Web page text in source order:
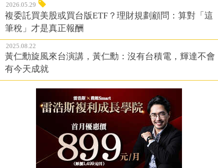
2026.05.29
複委託買美股或買台版ETF？理財規劃顧問：算對「這
筆稅」才是真正報酬
2025.08.22
黃仁勳旋風來台演講，黃仁勳：沒有台積電，輝達不會
有今天成就